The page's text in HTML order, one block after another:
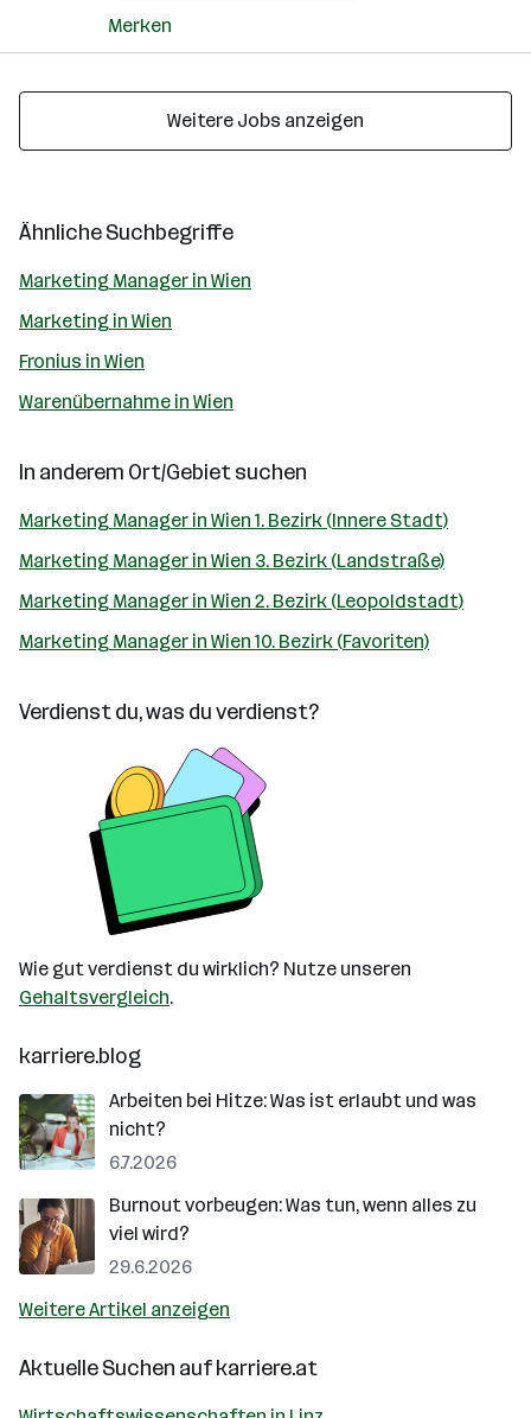
Merken
Weitere Jobs anzeigen
Ähnliche Suchbegriffe
Marketing Manager in Wien
Marketing in Wien
Fronius in Wien
Warenübernahme in Wien
In anderem Ort/Gebiet suchen
Marketing Manager in Wien 1. Bezirk (Innere Stadt)
Marketing Manager in Wien 3. Bezirk (Landstraße)
Marketing Manager in Wien 2. Bezirk (Leopoldstadt)
Marketing Manager in Wien 10. Bezirk (Favoriten)
Verdienst du, was du verdienst?
Wie gut verdienst du wirklich? Nutze unseren
Gehaltsvergleich.
karriere.blog
Arbeiten bei Hitze: Was ist erlaubt und was
nicht?
6.7.2026
Burnout vorbeugen: Was tun, wenn alles zu
viel wird?
29.6.2026
Weitere Artikel anzeigen
Aktuelle Suchen aufkarriere.at